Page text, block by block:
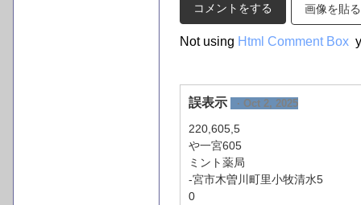
画像を貼る
Not using Html Comment Box
誤表示 · Oct 2, 2025
220,605,5
や一宮605
ミント薬局
-宮市木曽川町里小牧清水5
0